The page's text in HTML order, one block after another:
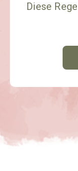
Diese